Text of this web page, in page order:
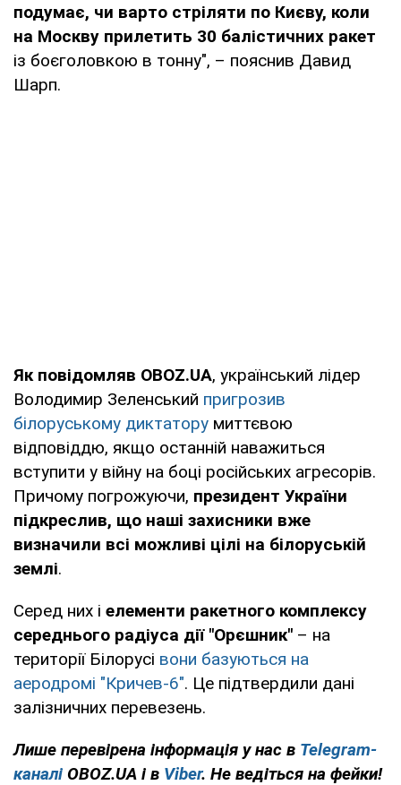
подумає, чи варто стріляти по Києву, коли
на Москву прилетить 30 балістичних ракет
із боєголовкою в тонну", – пояснив Давид
Шарп.
Як повідомляв OBOZ.UA, український лідер
Володимир Зеленський пригрозив
білоруському диктатору миттєвою
відповіддю, якщо останній наважиться
вступити у війну на боці російських агресорів.
Причому погрожуючи, президент України
підкреслив, що наші захисники вже
визначили всі можливі цілі на білоруській
землі.
Серед них і елементи ракетного комплексу
середнього радіуса дії "Орєшник" – на
території Білорусі вони базуються на
аеродромі "Кричев-6". Це підтвердили дані
залізничних перевезень.
Лише перевірена інформація у нас в Telegram-
каналі OBOZ.UA і в Viber. Не ведіться на фейки!